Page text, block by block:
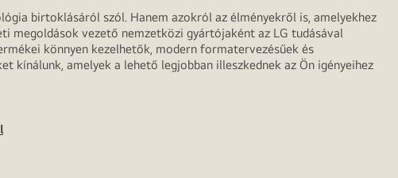
birtoklásáról szól. Hanem azokról az élményekről is, amelyekhez
megoldások vezető nemzetközi gyártójaként az LG tudásával
könnyen kezelhetők, modern formatervezésűek és
kínálunk, amelyek a lehető legjobban illeszkednek az Ön igényeihez